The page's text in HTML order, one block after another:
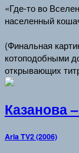
«Где-то во
населенный
(Финальная
котоподобными
открывающих
Казанова
Aria TV2 (2006)